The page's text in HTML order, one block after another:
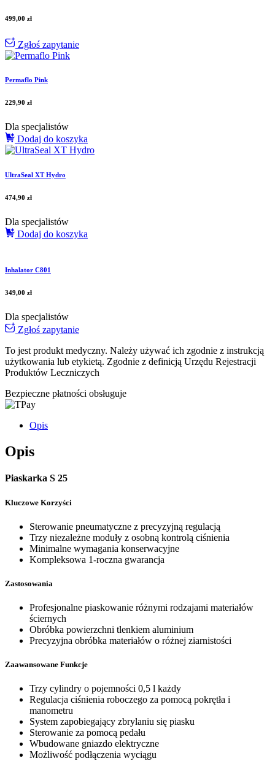
499,00 zł
Zgłoś zapytanie
Permaflo Pink
229,90 zł
Dla specjalistów
Dodaj do koszyka
UltraSeal XT Hydro
474,90 zł
Dla specjalistów
Dodaj do koszyka
Inhalator C801
349,00 zł
Dla specjalistów
Zgłoś zapytanie
To jest produkt medyczny. Należy używać ich zgodnie z instrukcją
użytkowania lub etykietą. Zgodnie z definicją Urzędu Rejestracji
Produktów Leczniczych
Bezpieczne płatności obsługuje
Opis
Opis
Piaskarka S 25
Kluczowe Korzyści
Sterowanie pneumatyczne z precyzyjną regulacją
Trzy niezależne moduły z osobną kontrolą ciśnienia
Minimalne wymagania konserwacyjne
Kompleksowa 1-roczna gwarancja
Zastosowania
Profesjonalne piaskowanie różnymi rodzajami materiałów
ściernych
Obróbka powierzchni tlenkiem aluminium
Precyzyjna obróbka materiałów o różnej ziarnistości
Zaawansowane Funkcje
Trzy cylindry o pojemności 0,5 l każdy
Regulacja ciśnienia roboczego za pomocą pokrętła i
manometru
System zapobiegający zbrylaniu się piasku
Sterowanie za pomocą pedału
Wbudowane gniazdo elektryczne
Możliwość podłączenia wyciągu